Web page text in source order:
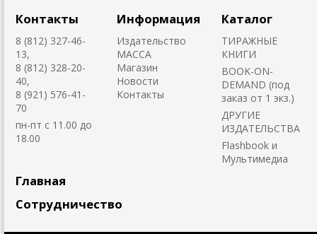
Контакты
8 (812) 327-46-
13,
8 (812) 328-20-
40,
8 (921) 576-41-
70
пн-пт с 11.00 до
18.00
Информация
Издательство
MACCA
Магазин
Новости
Контакты
Каталог
ТИРАЖНЫЕ
КНИГИ
BOOK-ON-
DEMAND (под
заказ от 1 экз.)
ДРУГИЕ
ИЗДАТЕЛЬСТВА
Flashbook и
Мультимедиа
Главная
Сотрудничество